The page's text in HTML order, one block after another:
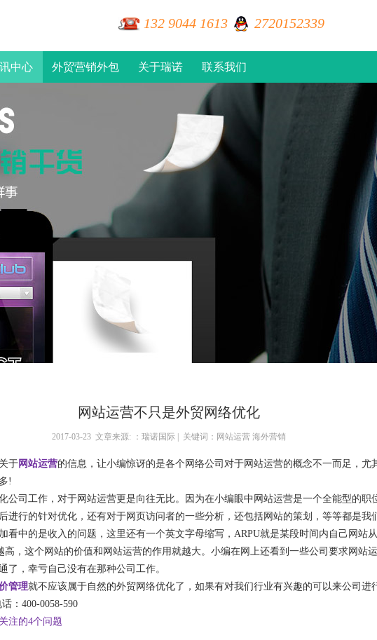
2720152339
132 9044 1613
中心 外贸营销外包 关于瑞诺 联系我们
网站运营不只是外贸网络优化
2017-03-23 文章来源: ：瑞诺国际 | 关键词：网站运营 海外营销
于网站运营的信息，让小编惊讶的是各个网络公司对于网站运营的概念不一而足，尤
!
司工作，对于网站运营更是向往无比。因为在小编眼中网站运营是一个全能型的职
进行的针对优化，还有对于网页访问者的一些分析，还包括网站的策划，等等都是我
看中的是收入的问题，这里还有一个英文字母缩写，ARPU就是某段时间内自己网站
高，这个网站的价值和网站运营的作用就越大。小编在网上还看到一些公司要求网站
了，幸亏自己没有在那种公司工作。
管理就不应该属于自然的外贸网络优化了，如果有对我们行业有兴趣的可以来公司进
：400-0058-590
注的4个问题